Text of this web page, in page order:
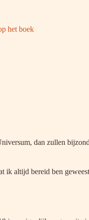
het boek
dan zullen
altijd bereid ben